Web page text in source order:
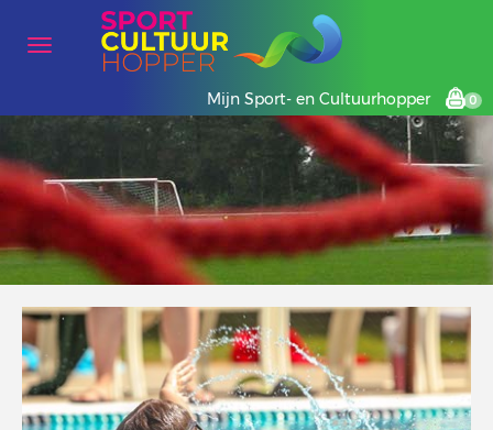
Mijn Sport- en Cultuurhopper 0